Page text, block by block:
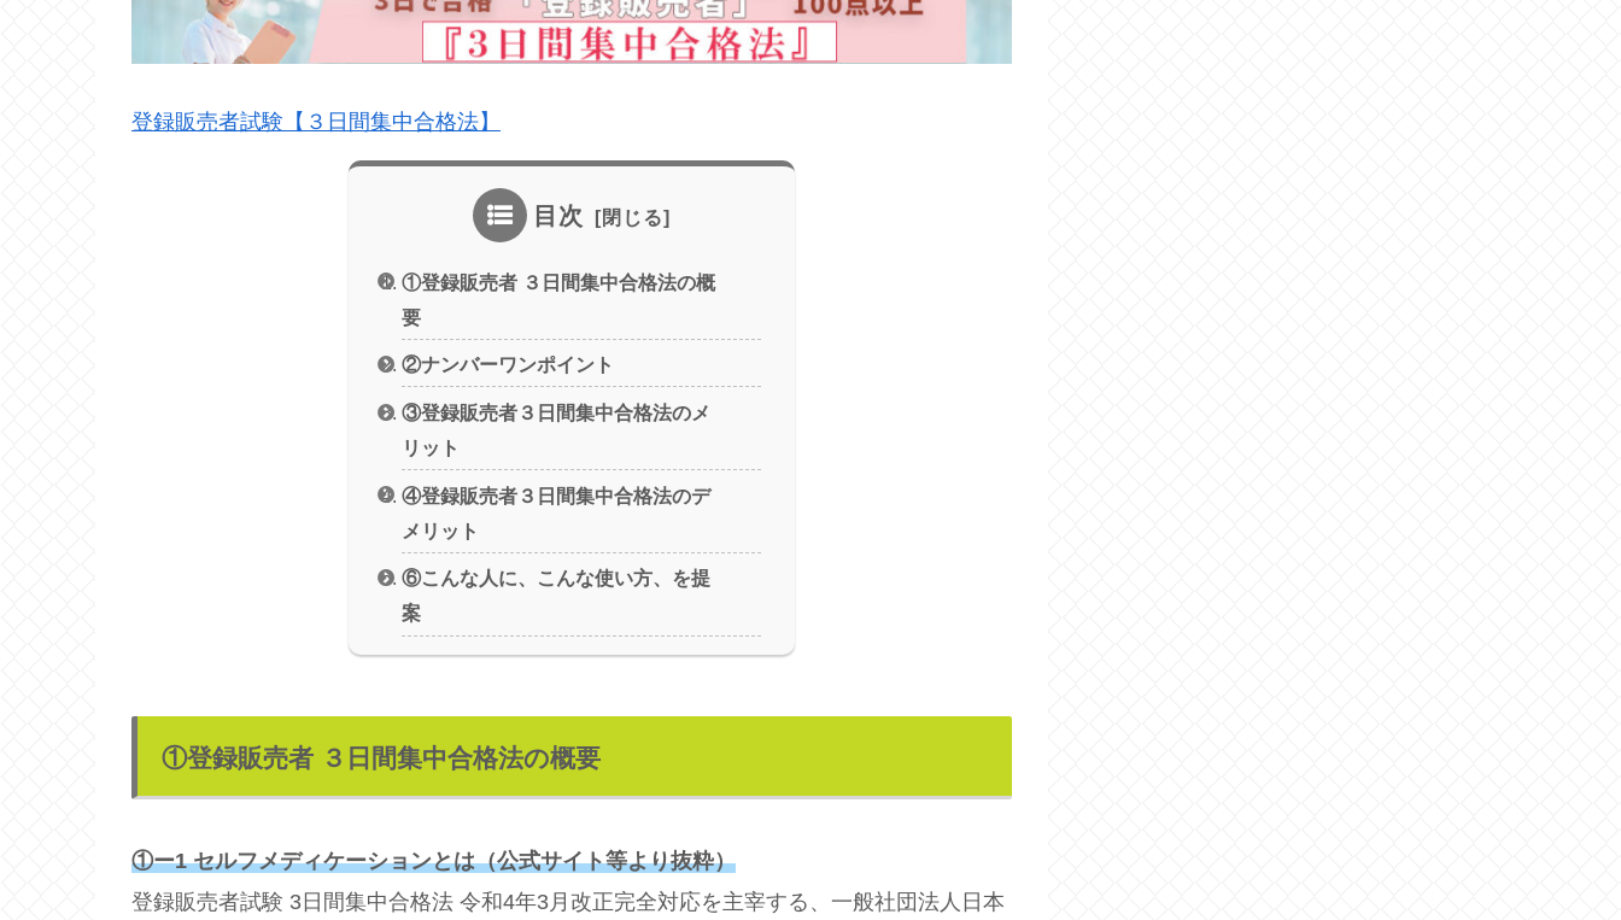
登録販売者試験【３日間集中合格法】
目次
①登録販売者 ３日間集中合格法の概
要
②ナンバーワンポイント
③登録販売者３日間集中合格法のメ
リット
④登録販売者３日間集中合格法のデ
メリット
⑥こんな人に、こんな使い方、を提
案
①登録販売者 ３日間集中合格法の概要
①ー1 セルフメディケーションとは（公式サイト等より抜粋）
登録販売者試験 3日間集中合格法 令和4年3月改正完全対応を主宰する、一般社団法人日本